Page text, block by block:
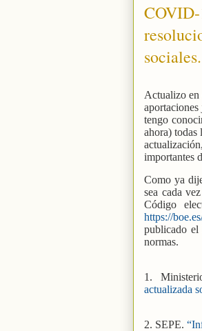
sociales.
Actualizo en
tengo
ahora) todas
importantes
Como ya
sea cada
Código
https://
publicado el
normas.
1.
actualizada
2. SEPE.